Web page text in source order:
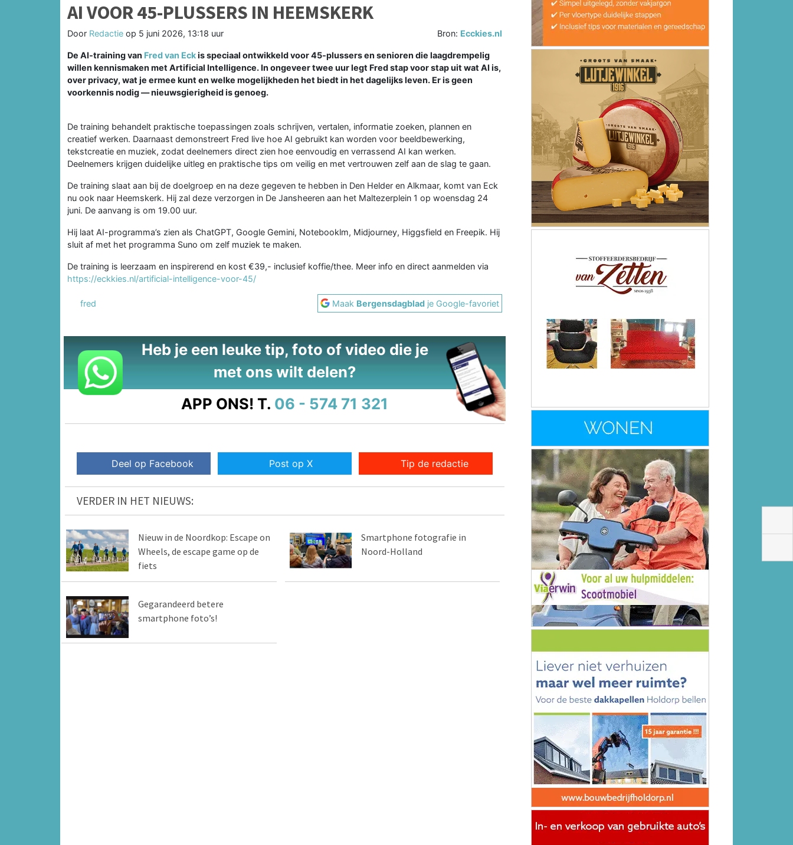
AI VOOR 45-PLUSSERS IN HEEMSKERK
Door Redactie op 5 juni 2026, 13:18 uur Bron: Ecckies.nl
De AI‑training van Fred van Eckis speciaal ontwikkeld voor 45‑plussers en senioren die laagdrempelig
willen kennismaken met Artificial Intelligence. In ongeveer twee uur legt Fred stap voor stap uit wat AI is,
over privacy, wat je ermee kunt en welke mogelijkheden het biedt in het dagelijks leven. Er is geen
voorkennis nodig — nieuwsgierigheid is genoeg.
De training behandelt praktische toepassingen zoals schrijven, vertalen, informatie zoeken, plannen en
creatief werken. Daarnaast demonstreert Fred live hoe AI gebruikt kan worden voor beeldbewerking,
tekstcreatie en muziek, zodat deelnemers direct zien hoe eenvoudig en verrassend AI kan werken.
Deelnemers krijgen duidelijke uitleg en praktische tips om veilig en met vertrouwen zelf aan de slag te gaan.
De training slaat aan bij de doelgroep en na deze gegeven te hebben in Den Helder en Alkmaar, komt van Eck
nu ook naar Heemskerk. Hij zal deze verzorgen in De Jansheeren aan het Maltezerplein 1 op woensdag 24
juni. De aanvang is om 19.00 uur.
Hij laat AI-programma’s zien als ChatGPT, Google Gemini, Notebooklm, Midjourney, Higgsfield en Freepik. Hij
sluit af met het programma Suno om zelf muziek te maken.
De training is leerzaam en inspirerend en kost €39,- inclusief koffie/thee. Meer info en direct aanmelden via
https://eckkies.nl/artificial-intelligence-voor-45/
fred Maak Bergensdagblad je Google-favoriet
Heb je een leuke tip, foto of video die je
met ons wilt delen?
APP ONS! T. 06 - 574 71 321
Deel op Facebook Post op X Tip de redactie
VERDER IN HET NIEUWS:
Nieuw in de Noordkop: Escape on
Wheels, de escape game op de
fiets
Smartphone fotografie in
Noord-Holland
Gegarandeerd betere
smartphone foto’s!